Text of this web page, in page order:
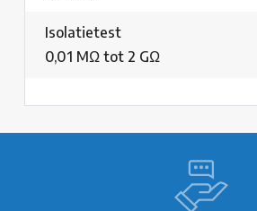
Isolatietest
0,01 MΩ tot 2 GΩ